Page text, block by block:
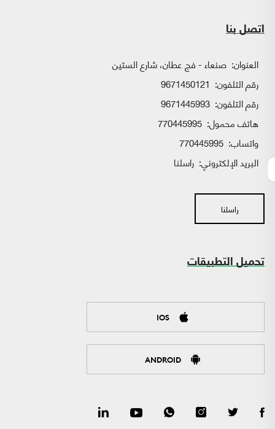
اتصل بنا
العنوان: صنعاء - فج عطان، شارع الستين
رقم التلفون: 9671450121
رقم التلفون: 9671445993
هاتف محمول: 770445995
واتساب:
البريد الإلكتروني: راسلنا
راسلنا
تحميل التطبيقات
IOS
ANDROID